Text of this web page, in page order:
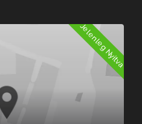
Jelenleg Nyitva